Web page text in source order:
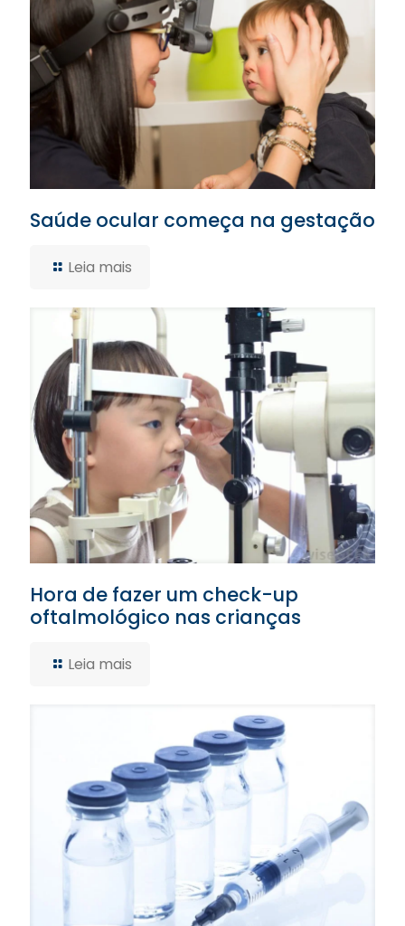
Saúde ocular começa na gestação
Leia mais
Hora de fazer um check-up
oftalmológico nas crianças
Leia mais